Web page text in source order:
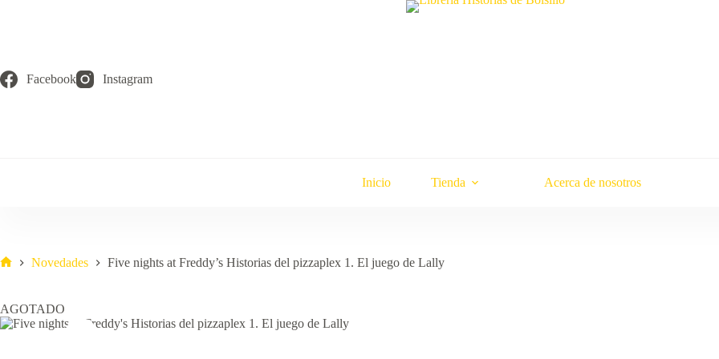
Facebook Instagram
Inicio Tienda Acerca de nosotros
Novedades Five nights at Freddy’s Historias del pizzaplex 1. El juego de Lally
AGOTADO